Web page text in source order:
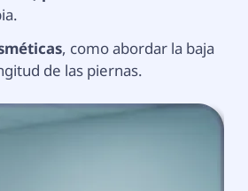
, como abordar la baja
de las piernas.